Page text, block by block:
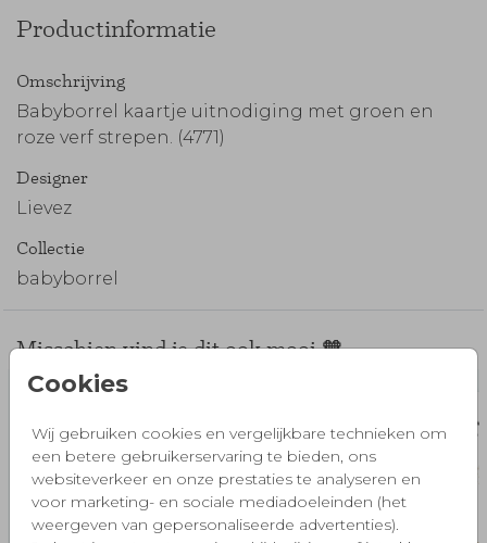
Cookies
Wij gebruiken cookies en vergelijkbare technieken om
een betere gebruikerservaring te bieden, ons
websiteverkeer en onze prestaties te analyseren en
voor marketing- en sociale mediadoeleinden (het
weergeven van gepersonaliseerde advertenties).
Productinformatie
Omschrijving
Babyborrel kaartje uitnodiging met groen en
roze verf strepen. (4771)
Designer
Lievez
Collectie
babyborrel
Misschien vind je dit ook mooi 🧡